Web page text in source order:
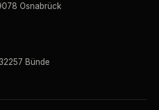
Osnabrück
Bünde